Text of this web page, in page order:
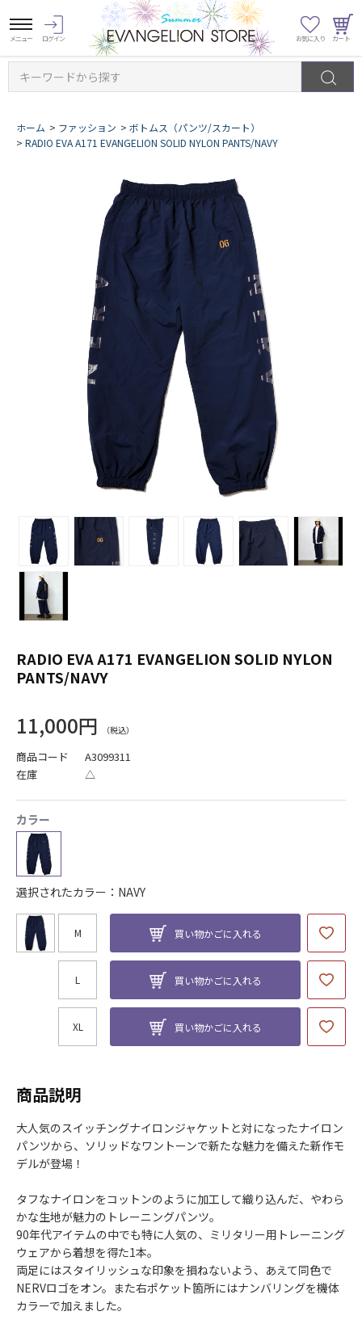
キーワードから探す
ホーム > ファッション > ボトムス（パンツ/スカート）
> RADIO EVA A171 EVANGELION SOLID NYLON PANTS/NAVY
RADIO EVA A171 EVANGELION SOLID NYLON
PANTS/NAVY
11,000円
商品コード
A3099311
在庫
△
カラー
選択されたカラー：NAVY
M 買い物かごに入れる
L 買い物かごに入れる
XL 買い物かごに入れる
商品説明
大人気のスイッチングナイロンジャケットと対になったナイロン
パンツから、ソリッドなワントーンで新たな魅力を備えた新作モ
デルが登場！
タフなナイロンをコットンのように加工して織り込んだ、やわら
かな生地が魅力のトレーニングパンツ。
90年代アイテムの中でも特に人気の、ミリタリー用トレーニング
ウェアから着想を得た1本。
両足にはスタイリッシュな印象を損ねないよう、あえて同色で
NERVロゴをオン。また右ポケット箇所にはナンバリングを機体
カラーで加えました。